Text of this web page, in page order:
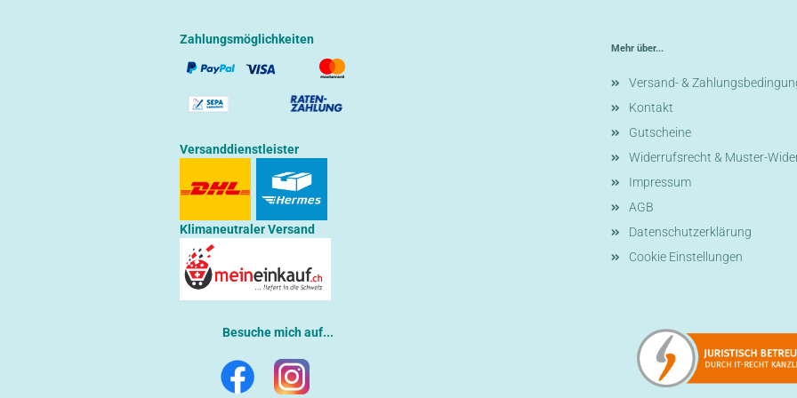
Zahlungsmöglichkeiten
Versanddienstleister
Klimaneutraler Versand
Mehr über...
Versand- &
Kontakt
Gutscheine
Widerrufsrecht & Muster-
Impressum
AGB
Datenschutzerklärung
Cookie Einstellungen
Besuche mich auf...